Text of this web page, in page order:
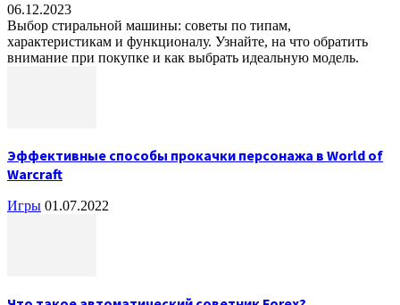
06.12.2023
Выбор стиральной машины: советы по типам,
характеристикам и функционалу. Узнайте, на что обратить
внимание при покупке и как выбрать идеальную модель.
Эффективные способы прокачки персонажа в World of
Warcraft
Игры 01.07.2022